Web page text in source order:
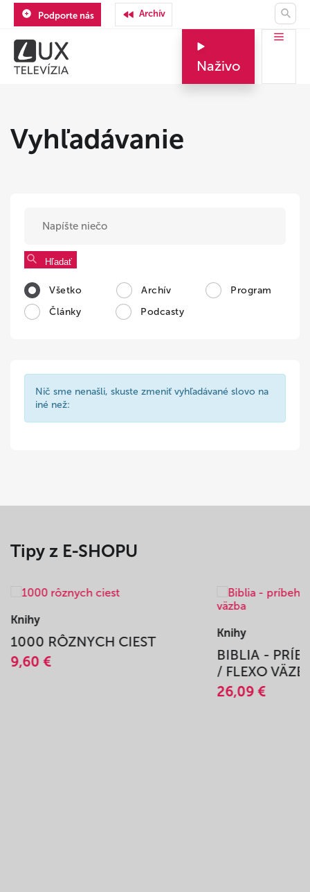
Podporte nás Archív
Naživo
Vyhľadávanie
Hľadať
Všetko Archív
Program
Články
Podcasty
Nič sme nenašli, skuste zmeniť vyhľadávané slovo na
iné než:
Tipy z E-SHOPU
Knihy
1000 RÔZNYCH CIEST
9,60 €
Knihy
BIBLIA -
/ FLEXO
26,09 €